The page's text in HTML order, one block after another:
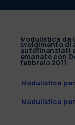
Modulistica da
svolgimento di
autofinanziati
emanato con
febbraio 2011
Modulistica
Modulistica